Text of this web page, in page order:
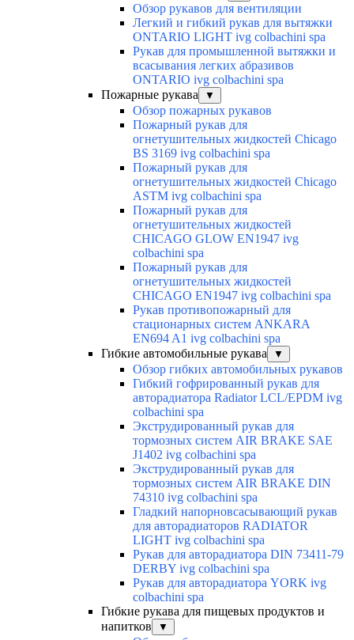
Обзор рукавов для вентиляции
Легкий и гибкий рукав для вытяжки
ONTARIO LIGHT ivg colbachini spa
Рукав для промышленной вытяжки и
всасывания легких абразивов
ONTARIO ivg colbachini spa
Пожарные рукава
▼
Обзор пожарных рукавов
Пожарный рукав для
огнетушительных жидкостей Chicago
BS 3169 ivg colbachini spa
Пожарный рукав для
огнетушительных жидкостей Chicago
ASTM ivg colbachini spa
Пожарный рукав для
огнетушительных жидкостей
CHICAGO GLOW EN1947 ivg
colbachini spa
Пожарный рукав для
огнетушительных жидкостей
CHICAGO EN1947 ivg colbachini spa
Рукав противопожарный для
стационарных систем ANKARA
EN694 A1 ivg colbachini spa
Гибкие автомобильные рукава
▼
Обзор гибких автомобильных рукавов
Гибкий гофрированный рукав для
авторадиатора Radiator LCL/EPDM ivg
colbachini spa
Экструдированный рукав для
тормозных систем AIR BRAKE SAE
J1402 ivg colbachini spa
Экструдированный рукав для
тормозных систем AIR BRAKE DIN
74310 ivg colbachini spa
Гладкий напорновсасывающий рукав
для авторадиаторов RADIATOR
LIGHT ivg colbachini spa
Рукав для авторадиатора DIN 73411-79
DERBY ivg colbachini spa
Рукав для авторадиатора YORK ivg
colbachini spa
Гибкие рукава для пищевых продуктов и
напитков
▼